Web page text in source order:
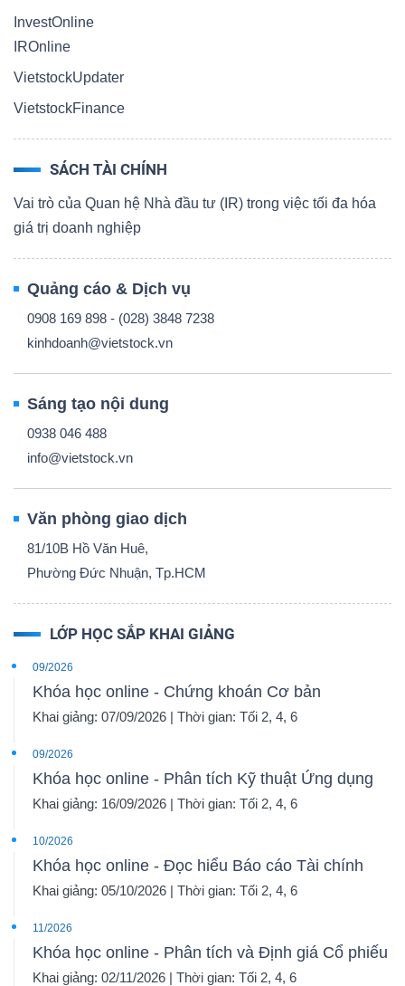
InvestOnline
IROnline
VietstockUpdater
VietstockFinance
SÁCH TÀI CHÍNH
Vai trò của Quan hệ Nhà đầu tư (IR) trong việc tối đa hóa
giá trị doanh nghiệp
Quảng cáo & Dịch vụ
0908 169 898 - (028) 3848 7238
kinhdoanh@vietstock.vn
Sáng tạo nội dung
0938 046 488
info@vietstock.vn
Văn phòng giao dịch
81/10B Hồ Văn Huê,
Phường Đức Nhuận, Tp.HCM
LỚP HỌC SẮP KHAI GIẢNG
09/2026
Khóa học online - Chứng khoán Cơ bản
Khai giảng: 07/09/2026 | Thời gian: Tối 2, 4, 6
09/2026
Khóa học online - Phân tích Kỹ thuật Ứng dụng
Khai giảng: 16/09/2026 | Thời gian: Tối 2, 4, 6
10/2026
Khóa học online - Đọc hiểu Báo cáo Tài chính
Khai giảng: 05/10/2026 | Thời gian: Tối 2, 4, 6
11/2026
Khóa học online - Phân tích và Định giá Cổ phiếu
Khai giảng: 02/11/2026 | Thời gian: Tối 2, 4, 6